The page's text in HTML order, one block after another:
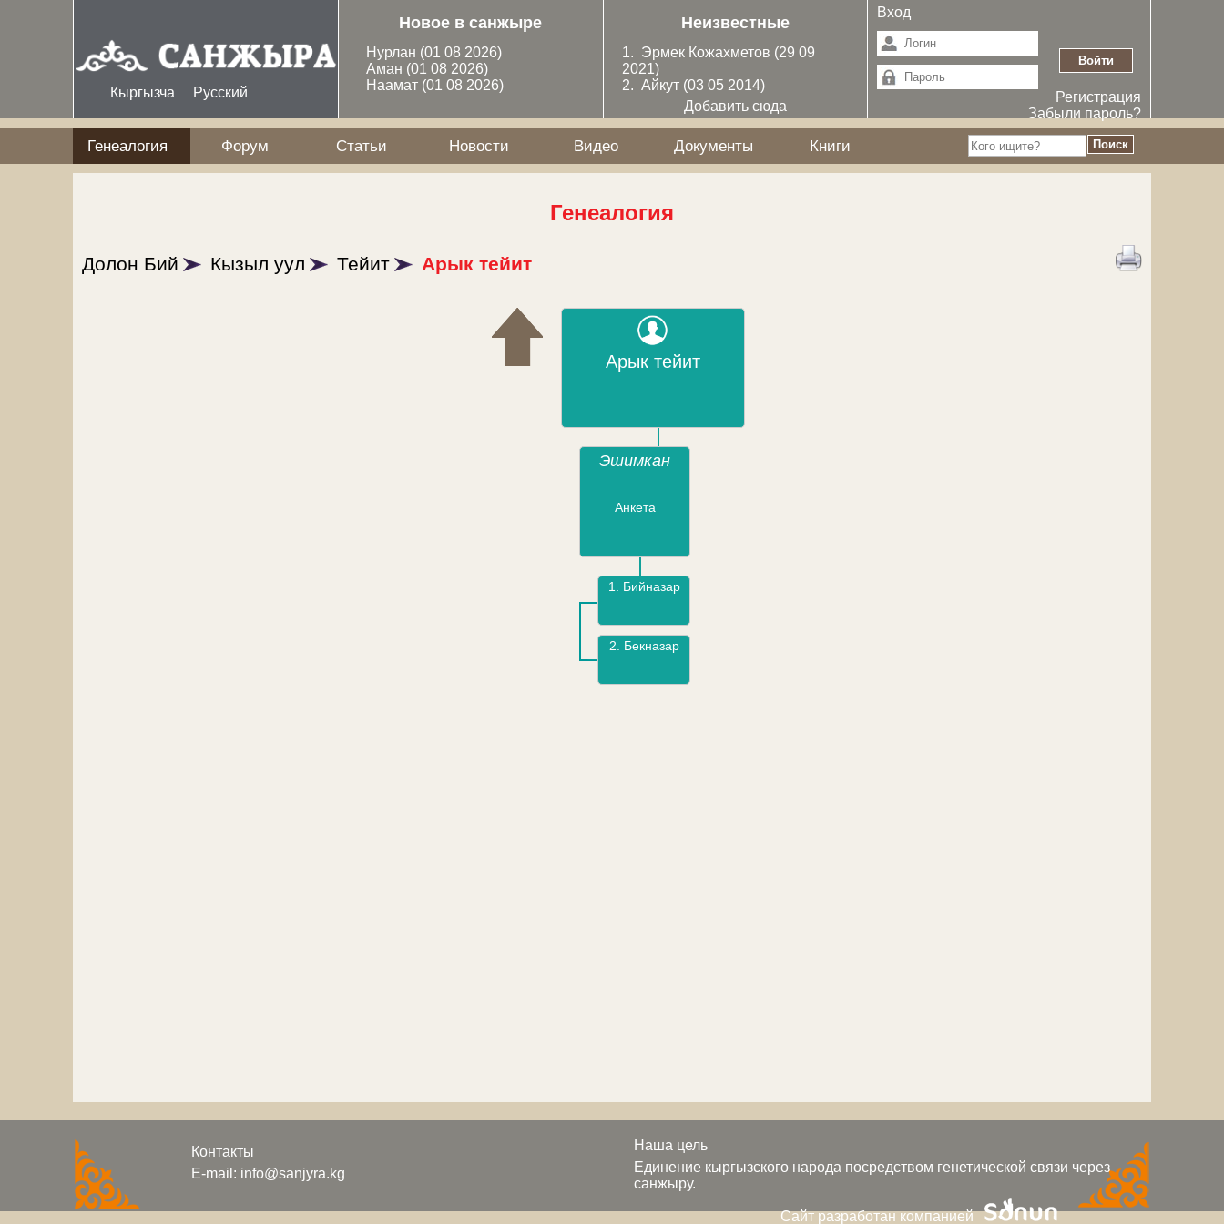
Кыргызча Русский
Новое в санжыре
Нурлан (01 08 2026)
Аман (01 08 2026)
Наамат (01 08 2026)
Неизвестные
1. Эрмек Кожахметов (29 09
2021)
2. Айкут (03 05 2014)
Добавить сюда
Вход
Регистрация
Забыли пароль?
Генеалогия Форум Статьи Новости Видео Документы Книги
Генеалогия
Долон Бий Кызыл уул Тейит Арык тейит
Арык тейит
Эшимкан
Анкета
1. Бийназар
2. Бекназар
Контакты
E-mail: info@sanjyra.kg
Наша цель
Единение кыргызского народа посредством генетической связи через
санжыру.
Сайт разработан компанией